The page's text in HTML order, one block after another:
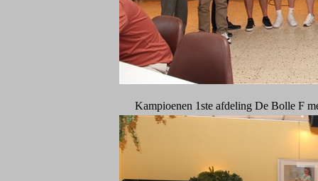
Kampioenen 1ste afdeling De Bolle F